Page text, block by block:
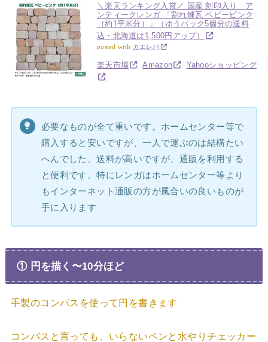
＼楽天ランキング入賞／ 国産 刻印入り ア
ンティークレンガ 「割れ煉瓦 ベビーピンク
（約1平米分）」（ゆうパック5個分の送料
込・北海道は1,500円アップ）
posted with カエレバ
楽天市場 Amazon Yahooショッピング
必要なものが全て重いです。ホームセンター等で
購入すると安いですが、一人で運ぶのは結構たい
へんでした。送料が高いですが、通販を利用する
と便利です。特にレンガはホームセンター等より
もインターネット通販の方が風合いの良いものが
手に入ります
① 円を描く〜10分ほど
手製のコンパスを使って円を書きます
コンパスと言っても、いらないペンと水やりチェッカー